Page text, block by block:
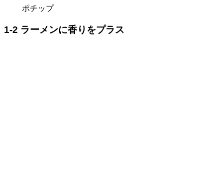
ポチップ
1-2 ラーメンに香りをプラス